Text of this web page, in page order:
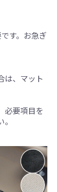
す。お急ぎ
は、マット
必要項目を